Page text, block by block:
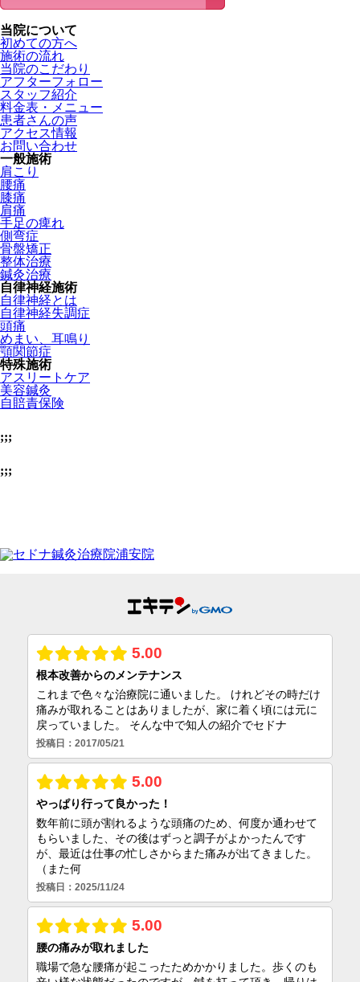
当院について
初めての方へ
施術の流れ
当院のこだわり
アフターフォロー
スタッフ紹介
料金表・メニュー
患者さんの声
アクセス情報
お問い合わせ
一般施術
肩こり
腰痛
膝痛
肩痛
手足の痺れ
側弯症
骨盤矯正
整体治療
鍼灸治療
自律神経施術
自律神経とは
自律神経失調症
頭痛
めまい、耳鳴り
顎関節症
特殊施術
アスリートケア
美容鍼灸
自賠責保険
;;;
;;;